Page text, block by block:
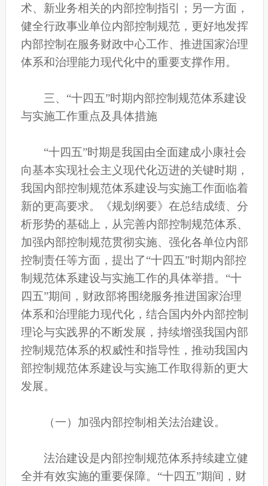
术、新业务相关的内部控制指引；另一方面，
健全行政事业单位内部控制规范，更好地发挥
内部控制在服务财政中心工作、推进国家治理
体系和治理能力现代化中的重要支撑作用。
三、“十四五”时期内部控制规范体系建设
与实施工作重点及具体措施
“十四五”时期是我国由全面建成小康社会
向基本实现社会主义现代化迈进的关键时期，
我国内部控制规范体系建设与实施工作面临着
新的更高要求。《规划纲要》在总结成绩、分
析形势的基础上，从完善内部控制规范体系、
加强内部控制规范贯彻实施、强化各单位内部
控制责任等方面，提出了“十四五”时期内部控
制规范体系建设与实施工作的具体举措。“十
四五”期间，财政部将围绕服务推进国家治理
体系和治理能力现代化，结合国内外内部控制
理论与实践界的不断发展，持续增强我国内部
控制规范体系的权威性和指导性，推动我国内
部控制规范体系建设与实施工作取得新的更大
发展。
（一）加强内部控制相关法治建设。
法治建设是内部控制规范体系持续建立健
全并有效实施的重要保障。“十四五”期间，财